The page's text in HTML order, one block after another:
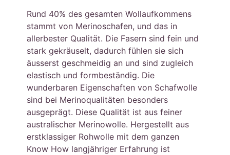
Rund 40% des gesamten Wollaufkommens
stammt von Merinoschafen, und das in
allerbester Qualität. Die Fasern sind fein und
stark gekräuselt, dadurch fühlen sie sich
äusserst geschmeidig an und sind zugleich
elastisch und formbeständig. Die
wunderbaren Eigenschaften von Schafwolle
sind bei Merinoqualitäten besonders
ausgeprägt. Diese Qualität ist aus feiner
australischer Merinowolle. Hergestellt aus
erstklassiger Rohwolle mit dem ganzen
Know How langjähriger Erfahrung ist